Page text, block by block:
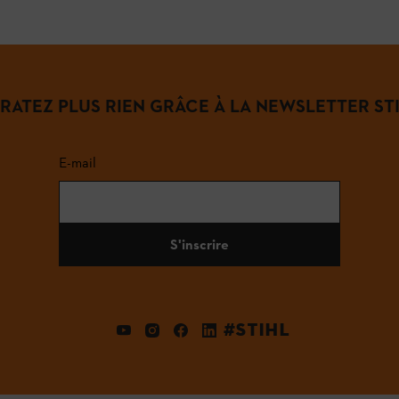
PLUS RIEN GRÂCE À LA NEWSLETTER
E-mail
S'inscrire
#STIHL